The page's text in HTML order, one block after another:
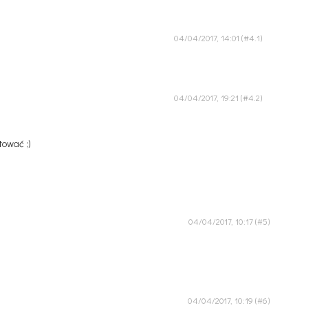
04/04/2017, 14:01
04/04/2017, 19:21
;)
04/04/2017, 10:17
04/04/2017, 10:19